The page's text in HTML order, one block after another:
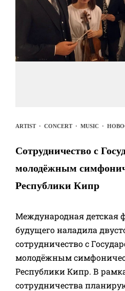
ARTIST· CONCERT· MUSIC ·
Сотрудничество с
молодёжным
Республики Кипр
Международная детская
будущего наладила
сотрудничество с
молодёжным
Республики Кипр. В
сотрудничества